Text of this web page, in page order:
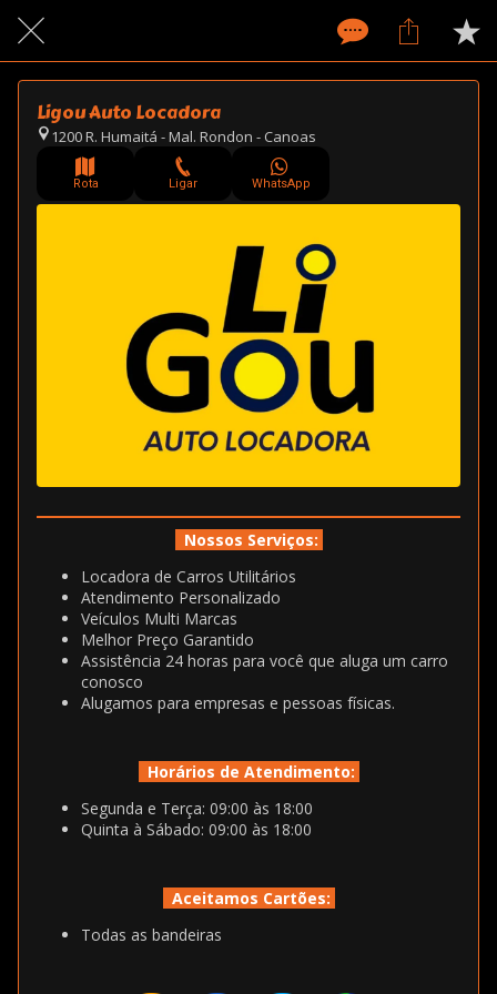
Ligou Auto Locadora
1200 R. Humaitá - Mal. Rondon - Canoas
Rota Ligar WhatsApp
Nossos Serviços:
Locadora de Carros Utilitários
Atendimento Personalizado
Veículos Multi Marcas
Melhor Preço Garantido
Assistência 24 horas para você que aluga um carro
conosco
Alugamos para empresas e pessoas físicas.
Horários de Atendimento:
Segunda e Terça: 09:00 às 18:00
Quinta à Sábado: 09:00 às 18:00
Aceitamos Cartões:
Todas as bandeiras